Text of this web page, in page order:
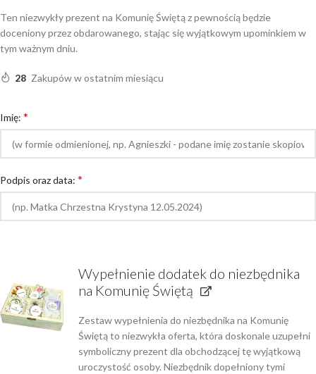
Ten niezwykły prezent na Komunię Świętą z pewnością będzie
doceniony przez obdarowanego, stając się wyjątkowym upominkiem w
tym ważnym dniu.
28 Zakupów w ostatnim miesiącu
Imię: *
Podpis oraz data: *
Wypełnienie dodatek do niezbędnika
na Komunię Świętą
Zestaw wypełnienia do niezbędnika na Komunię
Świętą to niezwykła oferta, która doskonale uzupełni
symboliczny prezent dla obchodzącej tę wyjątkową
uroczystość osoby. Niezbędnik dopełniony tymi